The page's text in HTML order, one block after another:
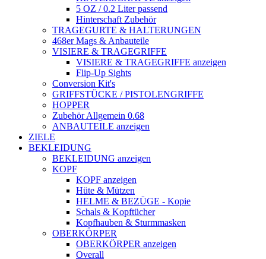
5 OZ / 0.2 Liter passend
Hinterschaft Zubehör
TRAGEGURTE & HALTERUNGEN
468er Mags & Anbauteile
VISIERE & TRAGEGRIFFE
VISIERE & TRAGEGRIFFE anzeigen
Flip-Up Sights
Conversion Kit's
GRIFFSTÜCKE / PISTOLENGRIFFE
HOPPER
Zubehör Allgemein 0.68
ANBAUTEILE anzeigen
ZIELE
BEKLEIDUNG
BEKLEIDUNG anzeigen
KOPF
KOPF anzeigen
Hüte & Mützen
HELME & BEZÜGE - Kopie
Schals & Kopftücher
Kopfhauben & Sturmmasken
OBERKÖRPER
OBERKÖRPER anzeigen
Overall